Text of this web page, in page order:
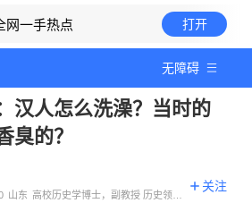
网一手热点 打开
无障碍
汉人怎么洗澡？当时的
臭的？
山东 高校历史学博士，副教授 历史领域
关注